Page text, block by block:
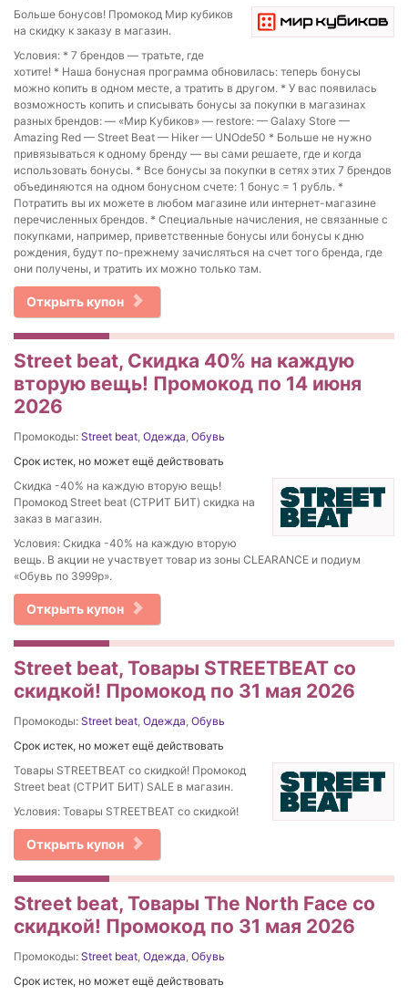
Больше бонусов! Промокод Мир кубиков
на скидку к заказу в магазин.
Условия: * 7 брендов — тратьте, где
хотите! * Наша бонусная программа обновилась: теперь бонусы
можно копить в одном месте, а тратить в другом. * У вас появилась
возможность копить и списывать бонусы за покупки в магазинах
разных брендов: — «Мир Кубиков» — restore: — Galaxy Store —
Amazing Red — Street Beat — Hiker — UNOde50 * Больше не нужно
привязываться к одному бренду — вы сами решаете, где и когда
использовать бонусы. * Все бонусы за покупки в сетях этих 7 брендов
объединяются на одном бонусном счете: 1 бонус = 1 рубль. *
Потратить вы их можете в любом магазине или интернет-магазине
перечисленных брендов. * Специальные начисления, не связанные с
покупками, например, приветственные бонусы или бонусы к дню
рождения, будут по-прежнему зачисляться на счет того бренда, где
они получены, и тратить их можно только там.
Открыть купон
Street beat, Скидка 40% на каждую
вторую вещь! Промокод по 14 июня
2026
Промокоды: Street beat, Одежда, Обувь
Срок истек, но может ещё действовать
Скидка -40% на каждую вторую вещь!
Промокод Street beat (СТРИТ БИТ) скидка на
заказ в магазин.
Условия: Скидка -40% на каждую вторую
вещь. В акции не участвует товар из зоны CLEARANCE и подиум
«Обувь по 3999р».
Открыть купон
Street beat, Товары STREETBEAT со
скидкой! Промокод по 31 мая 2026
Промокоды: Street beat, Одежда, Обувь
Срок истек, но может ещё действовать
Товары STREETBEAT со скидкой! Промокод
Street beat (СТРИТ БИТ) SALE в магазин.
Условия: Товары STREETBEAT со скидкой!
Открыть купон
Street beat, Товары The North Face со
скидкой! Промокод по 31 мая 2026
Промокоды: Street beat, Одежда, Обувь
Срок истек, но может ещё действовать